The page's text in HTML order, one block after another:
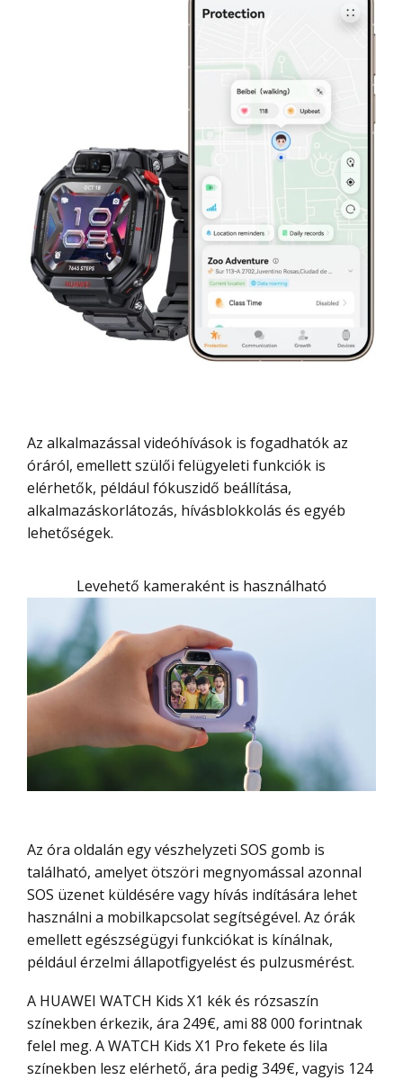
Az alkalmazással videóhívások is fogadhatók az
óráról, emellett szülői felügyeleti funkciók is
elérhetők, például fókuszidő beállítása,
alkalmazáskorlátozás, hívásblokkolás és egyéb
lehetőségek.
Levehető kameraként is használható
Az óra oldalán egy vészhelyzeti SOS gomb is
található, amelyet ötszöri megnyomással azonnal
SOS üzenet küldésére vagy hívás indítására lehet
használni a mobilkapcsolat segítségével. Az órák
emellett egészségügyi funkciókat is kínálnak,
például érzelmi állapotfigyelést és pulzusmérést.
A HUAWEI WATCH Kids X1 kék és rózsaszín
színekben érkezik, ára 249€, ami 88 000 forintnak
felel meg. A WATCH Kids X1 Pro fekete és lila
színekben lesz elérhető, ára pedig 349€, vagyis 124